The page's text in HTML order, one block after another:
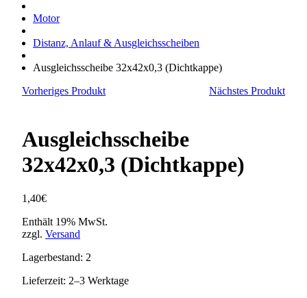
Motor
Distanz, Anlauf & Ausgleichsscheiben
Ausgleichsscheibe 32x42x0,3 (Dichtkappe)
Vorheriges Produkt
Nächstes Produkt
Ausgleichsscheibe
32x42x0,3 (Dichtkappe)
1,40€
Enthält 19% MwSt.
zzgl. Versand
Lagerbestand: 2
Lieferzeit: 2–3 Werktage